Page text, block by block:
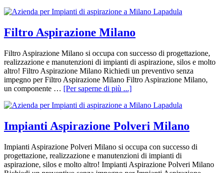
Filtro Aspirazione Milano
Filtro Aspirazione Milano si occupa con successo di progettazione,
realizzazione e manutenzioni di impianti di aspirazione, silos e molto
altro! Filtro Aspirazione Milano Richiedi un preventivo senza
impegno per Filtro Aspirazione Milano Filtro Aspirazione Milano,
un componente … [Per saperne di più ...]
Impianti Aspirazione Polveri Milano
Impianti Aspirazione Polveri Milano si occupa con successo di
progettazione, realizzazione e manutenzioni di impianti di
aspirazione, silos e molto altro! Impianti Aspirazione Polveri Milano